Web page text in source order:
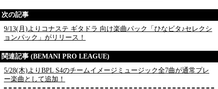
次の記事
9/13(月)よりコナステ ギタドラ 向け楽曲パック「ひなビタ♪セレクシ
ョンパック」がリリース！
関連記事 (BEMANI PRO LEAGUE)
5/28(木)よりBPL S4のチームイメージミュージック全7曲が通常プレ
ー楽曲として追加！